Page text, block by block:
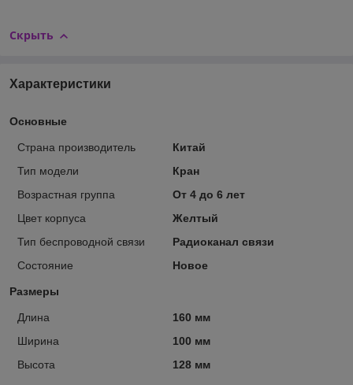
Скрыть
Характеристики
Основные
Страна производитель
Китай
Тип модели
Кран
Возрастная группа
От 4 до 6 лет
Цвет корпуса
Желтый
Тип беспроводной связи
Радиоканал связи
Состояние
Новое
Размеры
Длина
160 мм
Ширина
100 мм
Высота
128 мм